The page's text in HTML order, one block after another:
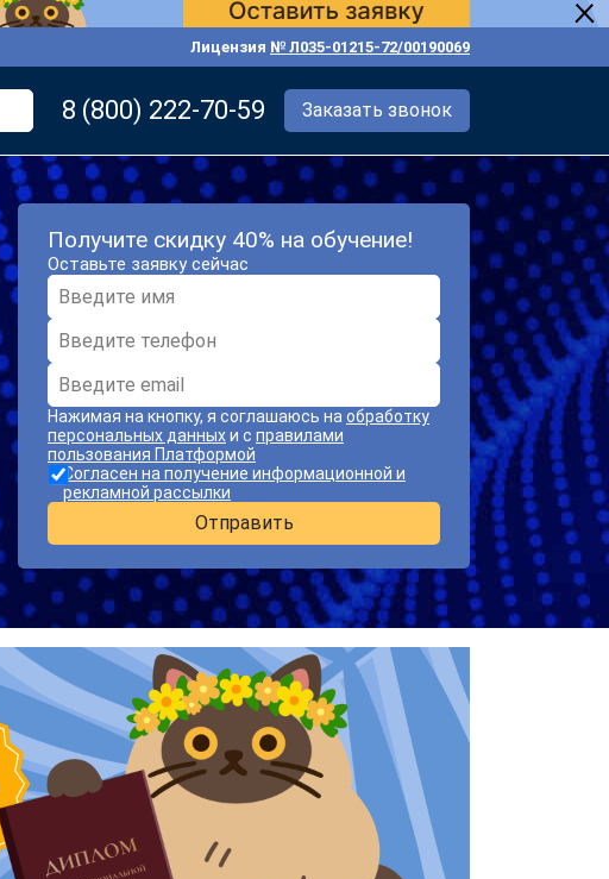
Лицензия № Л035-01215-72/00190069
8 (800) 222-70-59 Заказать звонок
Получите скидку 40% на обучение!
Оставьте заявку сейчас
Нажимая на кнопку, я соглашаюсь на обработку
персональных данныхи с правилами
пользования Платформой
Согласен на получение информационной и
рекламной рассылки
Отправить